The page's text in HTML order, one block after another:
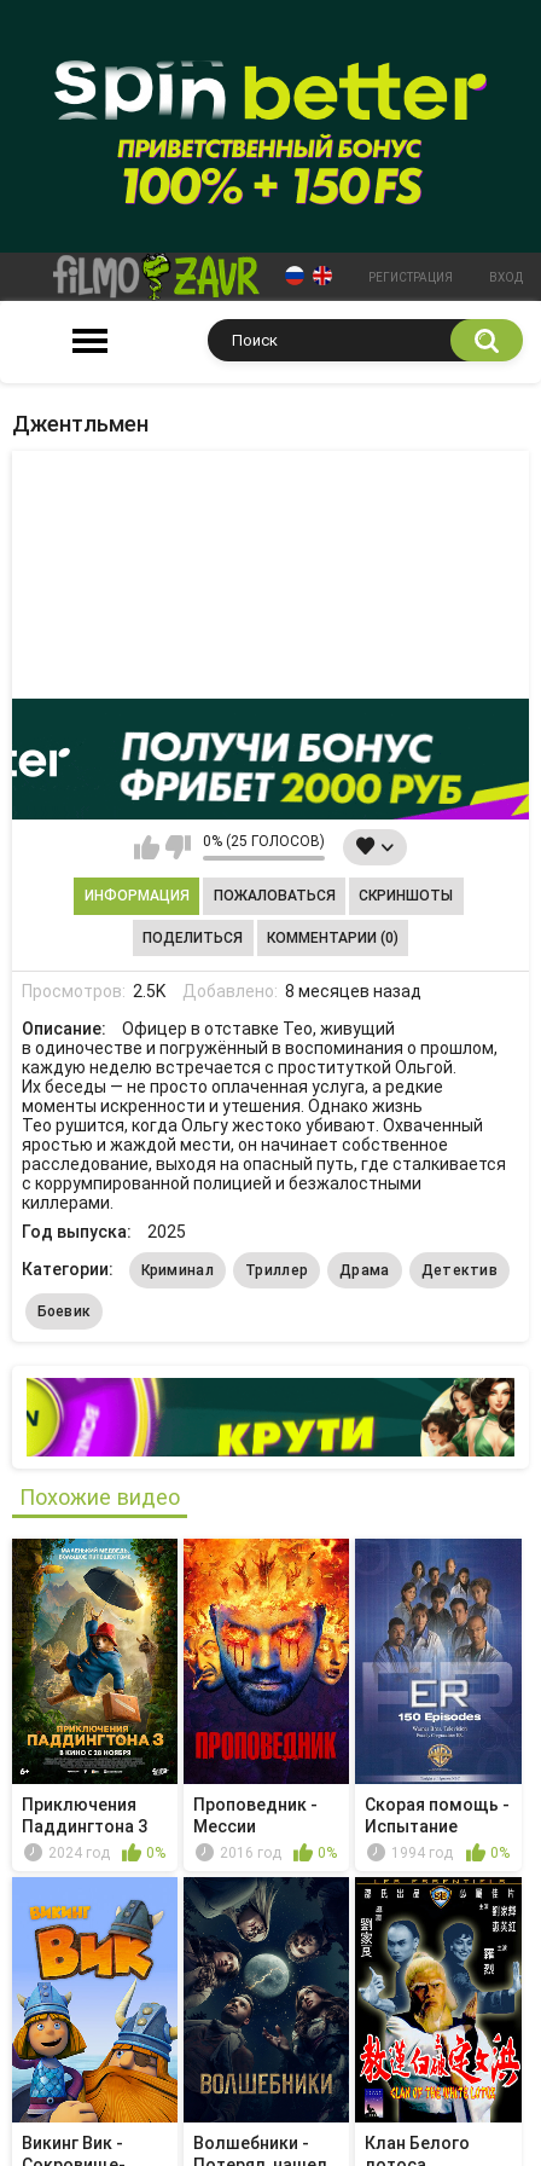
РЕГИСТРАЦИЯ ВХОД
Джентльмен
0% (25 ГОЛОСОВ)
ИНФОРМАЦИЯ ПОЖАЛОВАТЬСЯ СКРИНШОТЫ
ПОДЕЛИТЬСЯ КОММЕНТАРИИ (0)
Просмотров: 2.5K Добавлено: 8 месяцев назад
Описание:
Офицер в отставке Тео, живущий
в одиночестве и погружённый в воспоминания о прошлом,
каждую неделю встречается с проституткой Ольгой.
Их беседы — не просто оплаченная услуга, а редкие
моменты искренности и утешения. Однако жизнь
Тео рушится, когда Ольгу жестоко убивают. Охваченный
яростью и жаждой мести, он начинает собственное
расследование, выходя на опасный путь, где сталкивается
с коррумпированной полицией и безжалостными
киллерами.
Год выпуска:
2025
Категории:
Криминал Триллер Драма Детектив
Боевик
Похожие видео
Приключения
Паддингтона 3
2024 год 0%
Проповедник -
Мессии
2016 год 0%
Скорая помощь -
Испытание
1994 год 0%
Викинг Вик -
Волшебники -
Клан Белого